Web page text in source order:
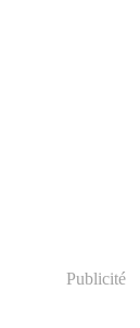
Publicité